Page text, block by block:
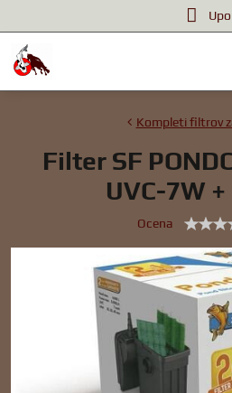
Kompleti filtrov
Filter SF
UVC-7W
Ocena